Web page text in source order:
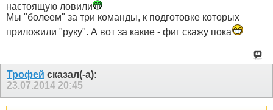
настоящую ловили
Мы "болеем" за три команды, к подготовке которых
приложили "руку". А вот за какие - фиг скажу пока
Трофей сказал(-а):
23.07.2014 20:45